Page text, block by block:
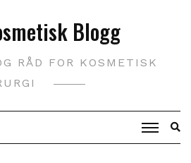
Blogg
RÅD FOR KOSMETISK